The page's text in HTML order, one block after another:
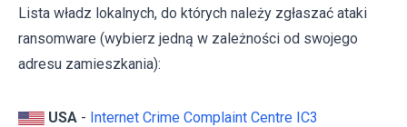
Lista władz lokalnych, do których należy zgłaszać ataki
ransomware (wybierz jedną w zależności od swojego
adresu zamieszkania):
USA - Internet Crime Complaint Centre IC3